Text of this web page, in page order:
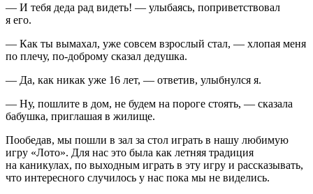
— И тебя деда рад видеть! — улыбаясь, поприветствовал
я его.
— Как ты вымахал, уже совсем взрослый стал, — хлопая меня
по плечу, по-доброму сказал дедушка.
— Да, как никак уже 16 лет, — ответив, улыбнулся я.
— Ну, пошлите в дом, не будем на пороге стоять, — сказала
бабушка, приглашая в жилище.
Пообедав, мы пошли в зал за стол играть в нашу любимую
игру «Лото». Для нас это была как летняя традиция
на каникулах, по выходным играть в эту игру и рассказывать,
что интересного случилось у нас пока мы не виделись.